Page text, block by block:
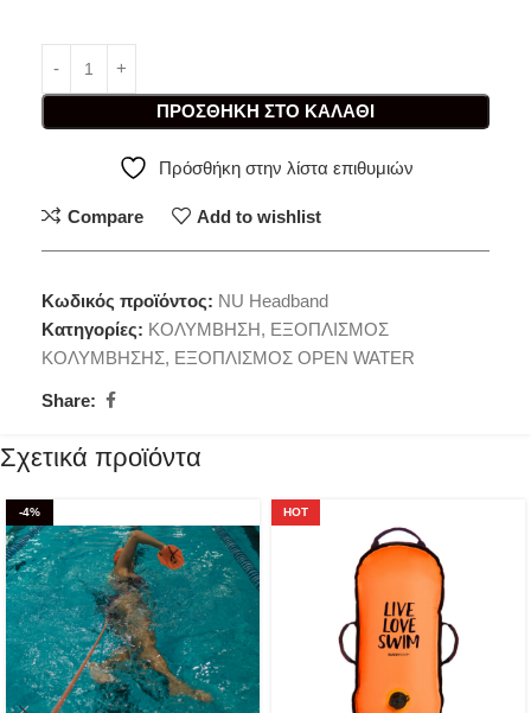
ΠΡΟΣΘΉΚΗ ΣΤΟ ΚΑΛΆΘΙ
Πρόσθήκη στην λίστα επιθυμιών
Compare Add to wishlist
Κωδικός προϊόντος: NU Headband
Κατηγορίες: ΚΟΛΥΜΒΗΣΗ, ΕΞΟΠΛΙΣΜΟΣ
ΚΟΛΥΜΒΗΣΗΣ, ΕΞΟΠΛΙΣΜΟΣ OPEN WATER
Share:
Σχετικά προϊόντα
-4% HOT